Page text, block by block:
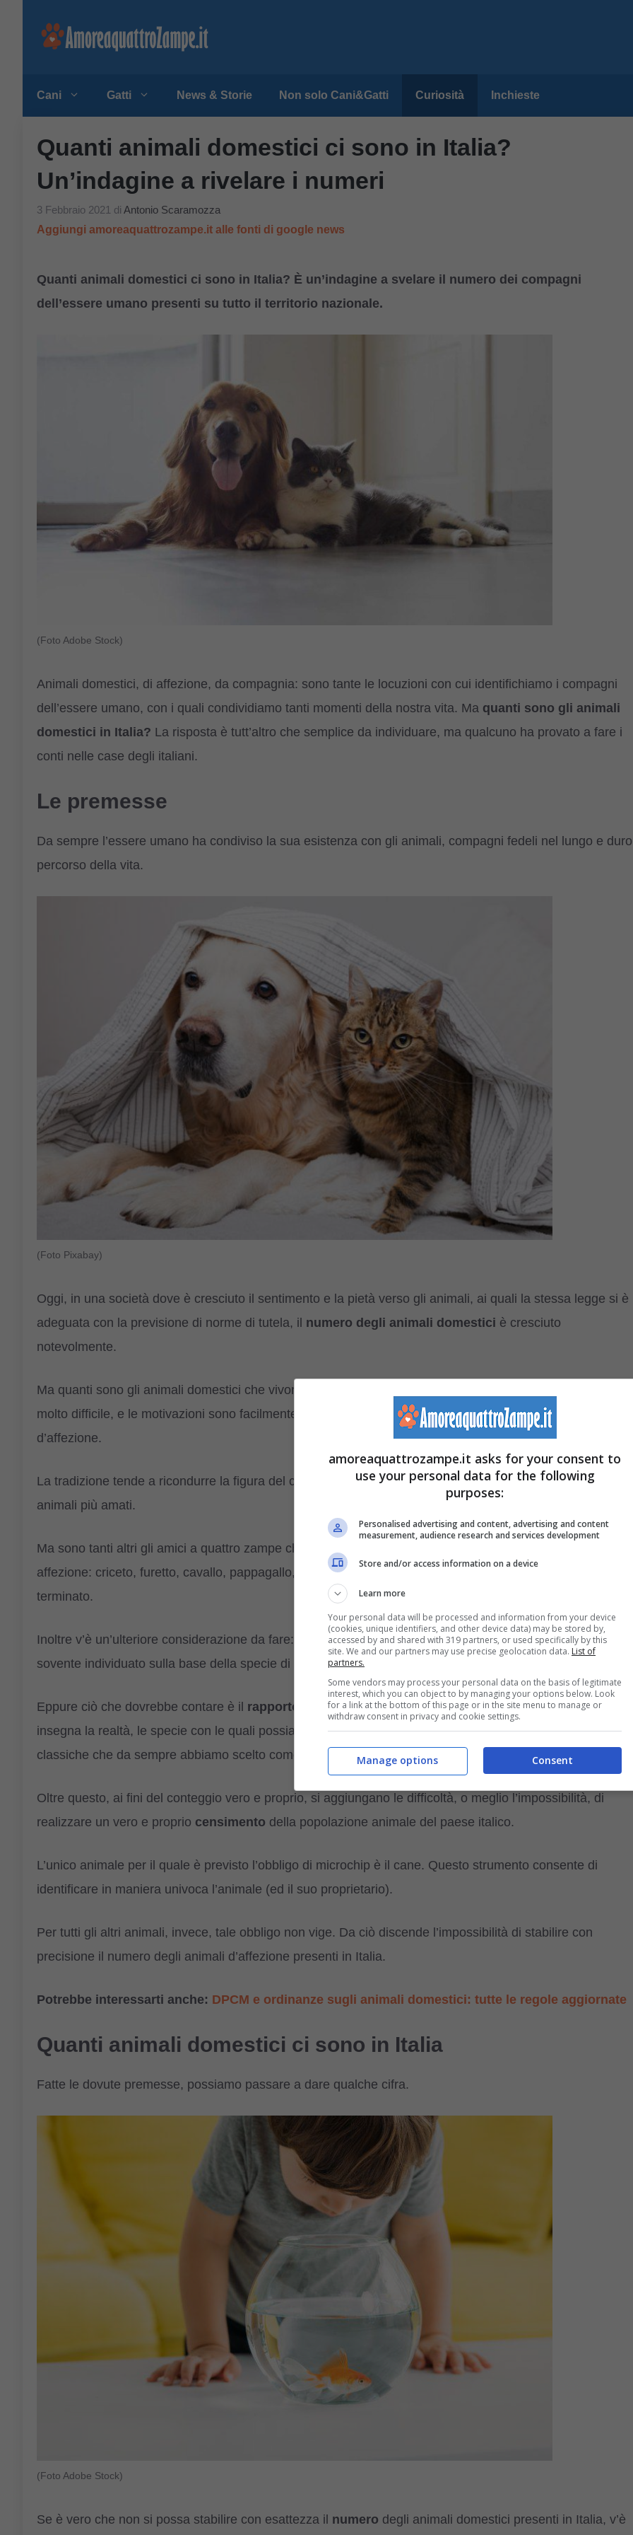
Cani Gatti News & Storie Non solo Cani&Gatti Curiosità Inchieste
Quanti animali domestici ci sono in Italia?
Un’indagine a rivelare i numeri
3 Febbraio 2021 di Antonio Scaramozza
Aggiungi amoreaquattrozampe.it alle fonti di google news
Quanti animali domestici ci sono in Italia? È un’indagine a svelare il numero dei compagni
dell’essere umano presenti su tutto il territorio nazionale.
(Foto Adobe Stock)
Animali domestici, di affezione, da compagnia: sono tante le locuzioni con cui identifichiamo i compagni
dell’essere umano, con i quali condividiamo tanti momenti della nostra vita. Ma quanti sono gli animali
domestici in Italia? La risposta è tutt’altro che semplice da individuare, ma qualcuno ha provato a fare i
conti nelle case degli italiani.
Le premesse
Da sempre l’essere umano ha condiviso la sua esistenza con gli animali, compagni fedeli nel lungo e duro
percorso della vita.
(Foto Pixabay)
Oggi, in una società dove è cresciuto il sentimento e la pietà verso gli animali, ai quali la stessa legge si è
adeguata con la previsione di norme di tutela, il numero degli animali domestici è cresciuto
notevolmente.
Ma quanti sono gli animali domestici che vivono nelle case degli italiani? Dare una risposta precisa è
molto difficile, e le motivazioni sono facilmente intuibili: innanzitutto la grandevarietàdei possibili animali
d’affezione.
La tradizione tende a ricondurre la figura del compagno umano ai classici cane e gatto, ancora oggi gli
animali più amati.
Ma sono tanti altri gli amici a quattro zampe che possono essere annoverati nell’alveo degli animali di
affezione: criceto, furetto, cavallo, pappagallo, coniglio,
terminato.
Inoltre v’è un’ulteriore considerazione da fare: l’animale da compagnia, o per meglio dire d’affezione, è
sovente individuato sulla base della specie di appartenenza.
Eppure ciò che dovrebbe contare è il rapporto di affettoesistente tra l’animale e l’essere umano; e,
insegna la realtà, le specie con le quali possiamo instaurare un rapporto d’affetto vanno ben oltre quelle
classiche che da sempre abbiamo scelto come compagni di vita.
Oltre questo, ai fini del conteggio vero e proprio, si aggiungano le difficoltà, o meglio l’impossibilità, di
realizzare un vero e proprio censimento della popolazione animale del paese italico.
L’unico animale per il quale è previsto l’obbligo di microchip è il cane. Questo strumento consente di
identificare in maniera univoca l’animale (ed il suo proprietario).
Per tutti gli altri animali, invece, tale obbligo non vige. Da ciò discende l’impossibilità di stabilire con
precisione il numero degli animali d’affezione presenti in Italia.
Potrebbe interessarti anche: DPCM e ordinanze sugli animali domestici: tutte le regole aggiornate
Quanti animali domestici ci sono in Italia
Fatte le dovute premesse, possiamo passare a dare qualche cifra.
(Foto Adobe Stock)
Se è vero che non si possa stabilire con esattezza il numero degli animali domestici presenti in Italia, v’è
amoreaquattrozampe.it asks for your consent to
use your personal data for the following
purposes:
Personalised advertising and content, advertising and content
measurement, audience research and services development
Store and/or access information on a device
Learn more
Your personal data will be processed and information from your device
(cookies, unique identifiers, and other device data) may be stored by,
accessed by and shared with 319 partners, or used specifically by this
site. We and our partners may use precise geolocation data. List of
partners.
Some vendors may process your personal data on the basis of legitimate
interest, which you can object to by managing your options below. Look
for a link at the bottom of this page or in the site menu to manage or
withdraw consent in privacy and cookie settings.
Consent
Manage options